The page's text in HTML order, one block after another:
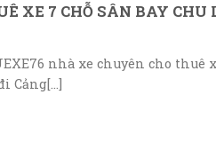
XE 7 CHỖ SÂN BAY CHU
nhà xe chuyên cho thuê
Cảng[...]